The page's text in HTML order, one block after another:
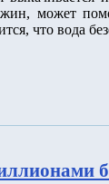
может
что вода